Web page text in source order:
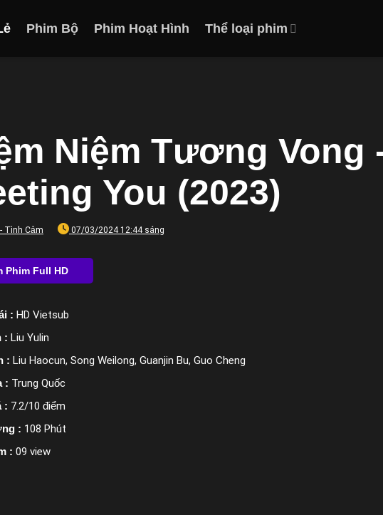
Phim Bộ Phim Hoạt Hình Thể loại phim
Niệm Tương Vong
You (2023)
Tình Cảm 07/03/2024 12:44 sáng
: HD Vietsub
: Liu Yulin
: Liu Haocun, Song Weilong, Guanjin Bu, Guo Cheng
: Trung Quốc
: 7.2/10 điểm
: 108 Phút
: 09 view